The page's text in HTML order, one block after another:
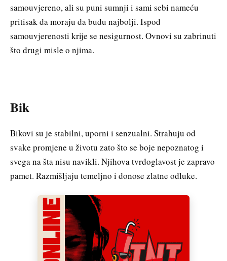
samouvjereno, ali su puni sumnji i sami sebi nameću
pritisak da moraju da budu najbolji. Ispod
samouvjerenosti krije se nesigurnost. Ovnovi su zabrinuti
što drugi misle o njima.
Bik
Bikovi su je stabilni, uporni i senzualni. Strahuju od
svake promjene u životu zato što se boje nepoznatog i
svega na šta nisu navikli. Njihova tvrdoglavost je zapravo
pamet. Razmišljaju temeljno i donose zlatne odluke.